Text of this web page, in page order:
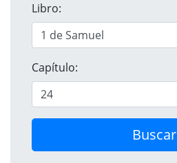
Libro:
Capítulo:
Buscar